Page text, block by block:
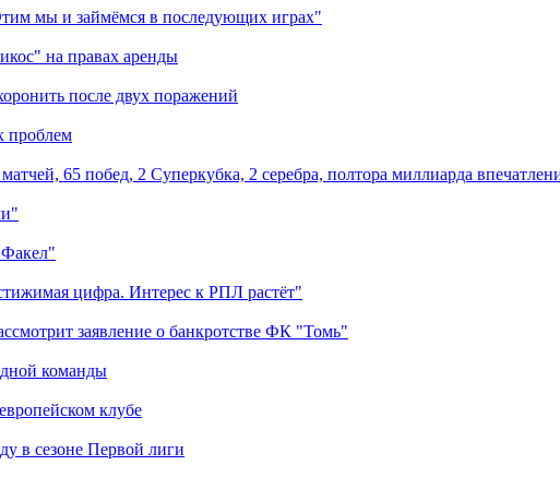
мы и займёмся в последующих играх"
на правах аренды
после двух поражений
проблем
65 побед, 2 Суперкубка, 2 серебра, полтора миллиарда
цифра. Интерес к РПЛ растёт"
заявление о банкротстве ФК "Томь"
команды
клубе
в сезоне Первой лиги